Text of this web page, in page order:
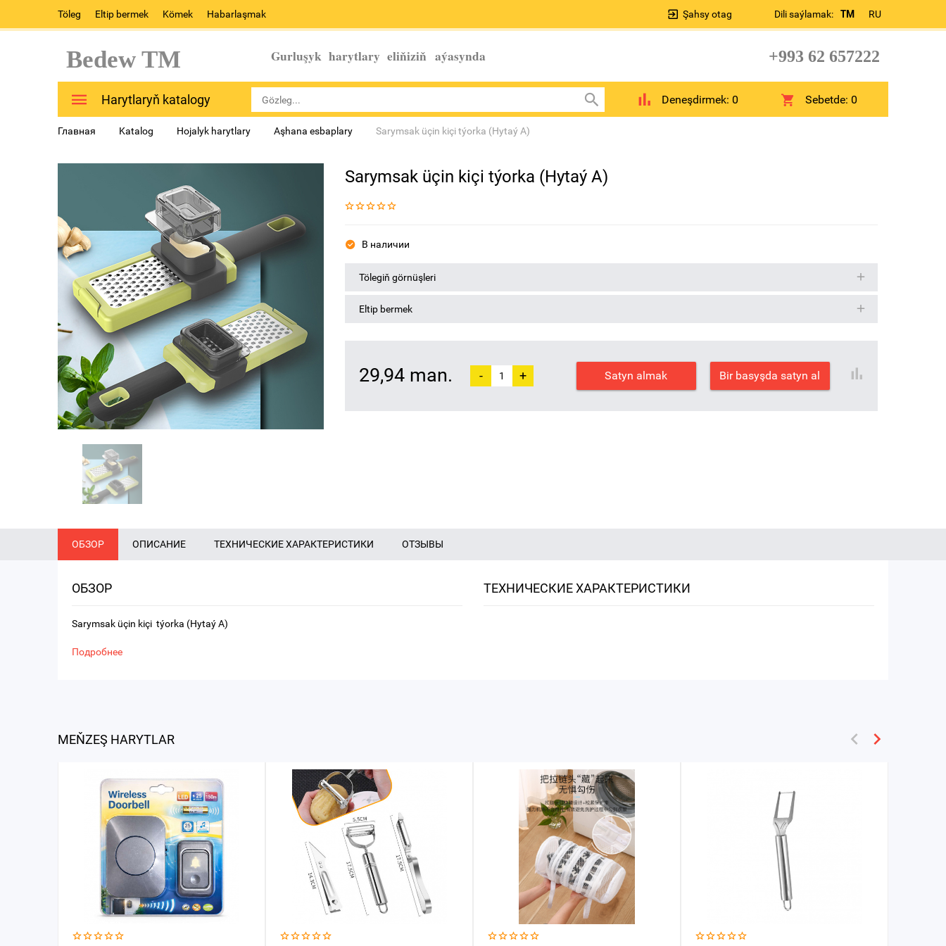
Töleg Eltip bermek Kömek Habarlaşmak Dili saýlamak: TM RU
Şahsy otag
Bedew TM Gurluşyk harytlary eliňiziň aýasynda +993 62 657222
Harytlaryň katalogy Deneşdirmek: 0 Sebetde:0
Главная Katalog Hojalyk harytlary Aşhana esbaplary Sarymsak üçin kiçi týorka (Hytaý A)
Sarymsak üçin kiçi týorka (Hytaý A)
В наличии
Tölegiň görnüşleri
Eltip bermek
29,94 man. - + Satyn almak Bir basyşda satyn al
ОБЗОР ОПИСАНИЕ ТЕХНИЧЕСКИЕ ХАРАКТЕРИСТИКИ ОТЗЫВЫ
ОБЗОР
Sarymsak üçin kiçi týorka (Hytaý A)
Подробнее
ТЕХНИЧЕСКИЕ ХАРАКТЕРИСТИКИ
MEŇZEŞ HARYTLAR